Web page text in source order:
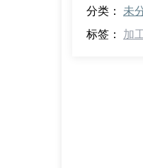
分类： 未
标签： 加